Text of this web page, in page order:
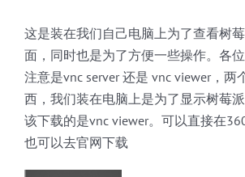
这是装在我们自己电脑上为了查看树
面，同时也是为了方便一些操作。各
注意是vnc server 还是 vnc viewer，两
西，我们装在电脑上是为了显示树莓
该下载的是vnc viewer。可以直接在
也可以去官网下载